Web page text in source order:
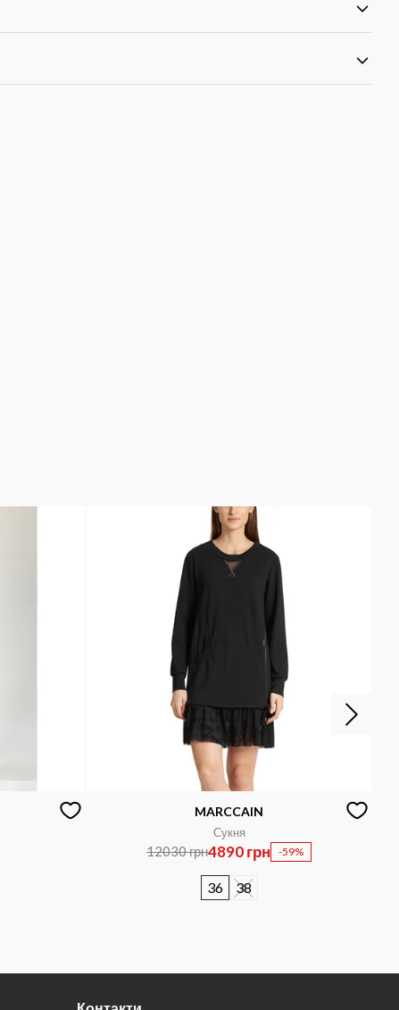
MARCCAIN
Сукня
12030 грн4890 грн -59%
36 38